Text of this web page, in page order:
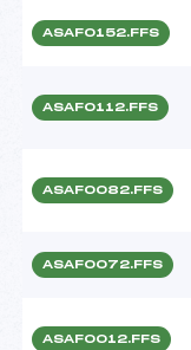
ASAF0152.FFS
ASAF0112.FFS
ASAF0082.FFS
ASAF0072.FFS
ASAF0012.FFS